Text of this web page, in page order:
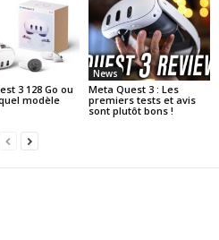
3 128 Go ou
modèle
News
Meta Quest 3 : Les
premiers tests et avis
sont plutôt bons !